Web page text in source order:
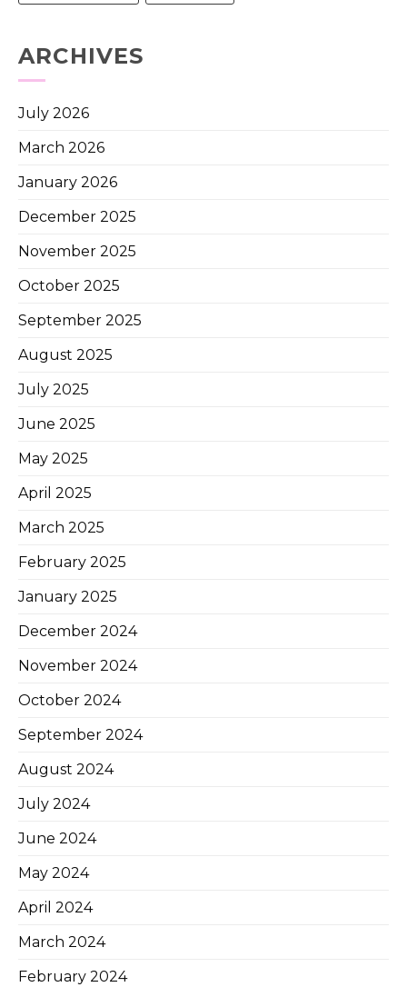
ARCHIVES
July 2026
March 2026
January 2026
December 2025
November 2025
October 2025
September 2025
August 2025
July 2025
June 2025
May 2025
April 2025
March 2025
February 2025
January 2025
December 2024
November 2024
October 2024
September 2024
August 2024
July 2024
June 2024
May 2024
April 2024
March 2024
February 2024